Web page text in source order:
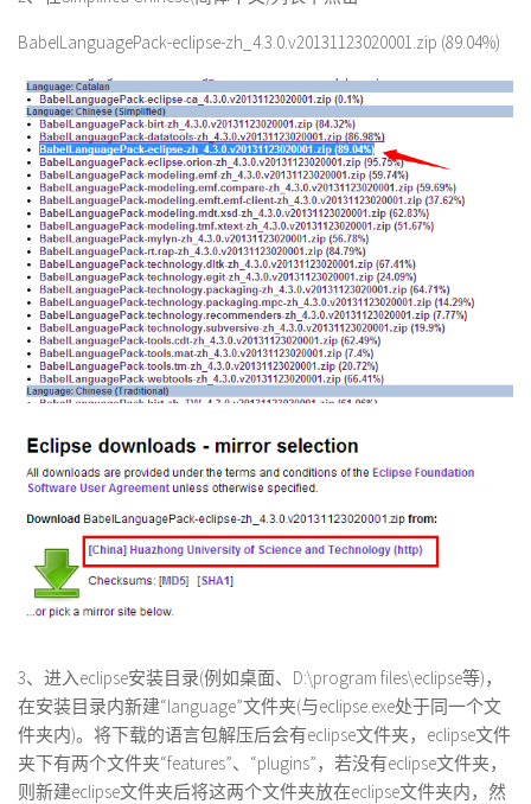
BabelLanguagePack-eclipse-zh_4.3.0.v20131123020001.zip (89.04%)
3、进入eclipse安装目录(例如桌面、D:\program files\eclipse等)，
在安装目录内新建“language”文件夹(与eclipse.exe处于同一个文
件夹内)。将下载的语言包解压后会有eclipse文件夹，eclipse文件
夹下有两个文件夹“features”、“plugins”，若没有eclipse文件夹，
则新建eclipse文件夹后将这两个文件夹放在eclipse文件夹内，然